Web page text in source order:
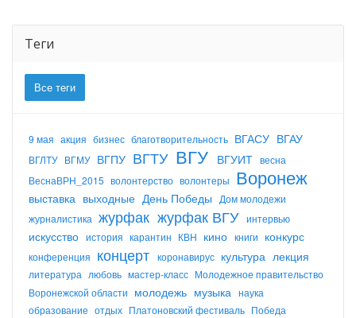
Теги
Все теги
9 мая акция бизнес благотворительность ВГАСУ ВГАУ
ВГЛТУ ВГМУ ВГПУ ВГТУ ВГУ ВГУИТ весна
ВеснаВРН_2015 волонтерство волонтеры Воронеж
выставка выходные День Победы
Дом молодежи
журналистика журфак журфак ВГУ интервью
искусство история карантин КВН кино книги конкурс
конференция концерт коронавирус культура лекция
литература любовь мастер-класс Молодежное правительство
Воронежской области молодежь музыка наука
образование отдых Платоновский фестиваль Победа